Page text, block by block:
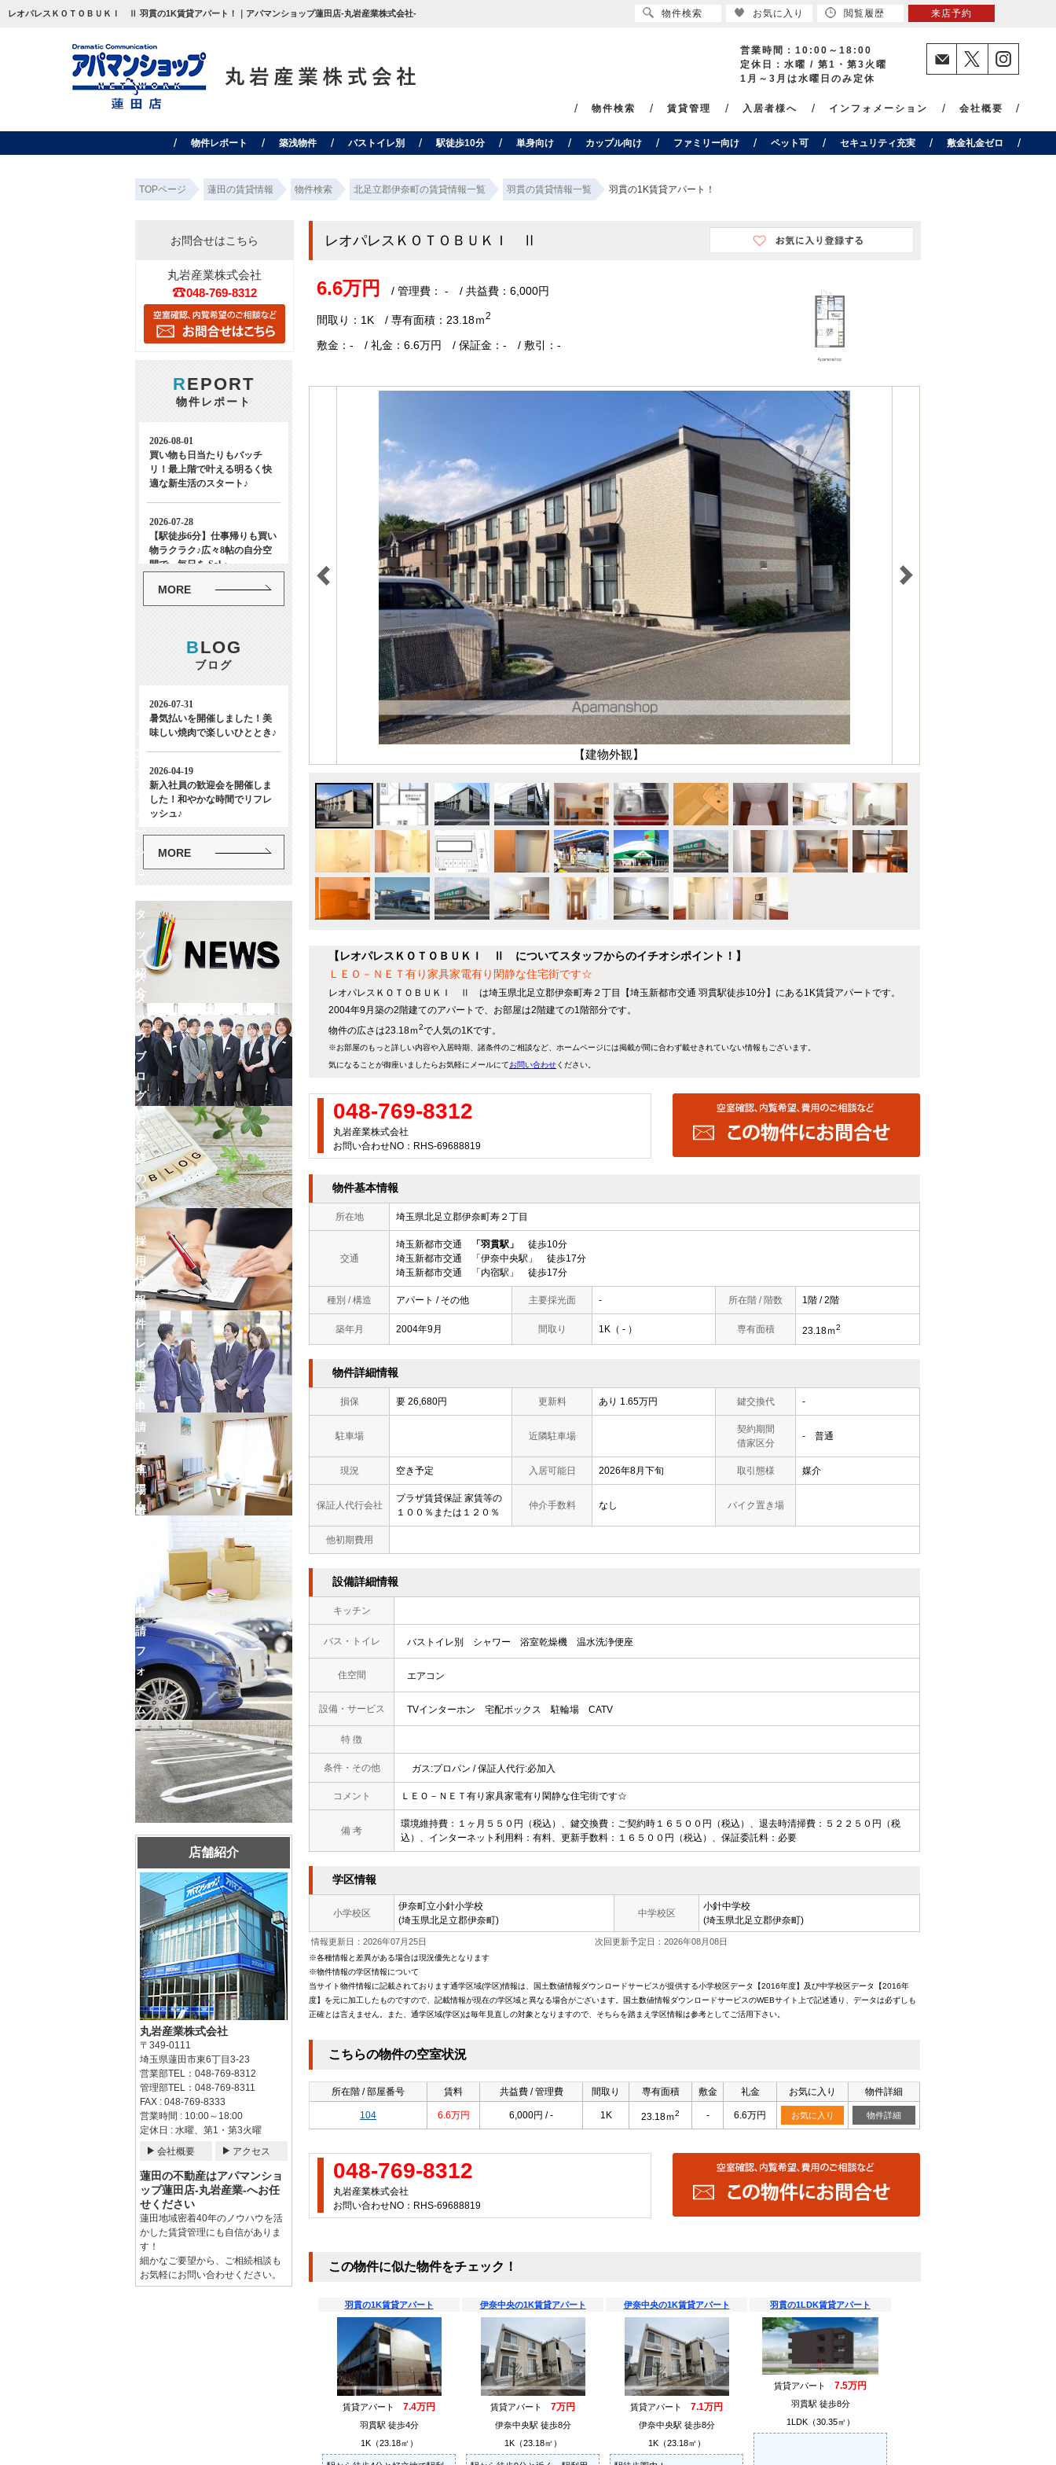
レオパレスＫＯＴＯＢＵＫＩ Ⅱ 羽貫の1K賃貸アパート！｜アパマンショップ蓮田店-丸岩産業株式会社-
営業時間：10:00～18:00
定休日：水曜 / 第1・第3火曜
1月～3月は水曜日のみ定休
物件検索 賃貸管理 入居者様へ インフォメーション 会社概要
物件レポート 築浅物件 バストイレ別 駅徒歩10分 単身向け カップル向け ファミリー向け ペット可 セキュリティ充実 敷金礼金ゼロ
TOPページ 蓮田の賃貸情報 物件検索 北足立郡伊奈町の賃貸情報一覧 羽貫の賃貸情報一覧 羽貫の1K賃貸アパート！
レオパレスＫＯＴＯＢＵＫＩ Ⅱ
6.6万円 / 管理費： - / 共益費：6,000円
間取り：1K / 専有面積：23.18ｍ2
敷金：- / 礼金：6.6万円 / 保証金：- / 敷引：-
【建物外観】
【レオパレスＫＯＴＯＢＵＫＩ Ⅱ についてスタッフからのイチオシポイント！】
ＬＥＯ－ＮＥＴ有り家具家電有り閑静な住宅街です☆
レオパレスＫＯＴＯＢＵＫＩ Ⅱ は埼玉県北足立郡伊奈町寿２丁目【埼玉新都市交通 羽貫駅徒歩10分】にある1K賃貸アパートです。
2004年9月築の2階建てのアパートで、お部屋は2階建ての1階部分です。
物件の広さは23.18ｍ2で人気の1Kです。
※お部屋のもっと詳しい内容や入居時期、諸条件のご相談など、ホームページには掲載が間に合わず載せきれていない情報もございます。
気になることが御座いましたらお気軽にメールにてお問い合わせください。
048-769-8312
丸岩産業株式会社
お問い合わせNO：RHS-69688819
物件基本情報
所在地 埼玉県北足立郡伊奈町寿２丁目
交通
埼玉新都市交通 「羽貫駅」
徒歩10分
埼玉新都市交通 「伊奈中央駅」 徒歩17分
埼玉新都市交通 「内宿駅」 徒歩17分
種別 / 構造 アパート / その他 主要採光面 - 所在階 / 階数 1階 / 2階
築年月 2004年9月 間取り 1K（ - ） 専有面積 23.18ｍ2
物件詳細情報
損保 要 26,680円 更新料 あり 1.65万円 鍵交換代 -
駐車場 近隣駐車場
契約期間
借家区分
- 普通
現況 空き予定 入居可能日 2026年8月下旬 取引態様 媒介
保証人代行会社
プラザ賃貸保証 家賃等の
１００％または１２０％
仲介手数料 なし バイク置き場
他初期費用
設備詳細情報
キッチン
バス・トイレ バストイレ別 シャワー 浴室乾燥機 温水洗浄便座
住空間 エアコン
設備・サービス TVインターホン 宅配ボックス 駐輪場 CATV
特 徴
条件・その他 ガス:プロパン / 保証人代行:必加入
コメント ＬＥＯ－ＮＥＴ有り家具家電有り閑静な住宅街です☆
備 考
環境維持費：１ヶ月５５０円（税込）、鍵交換費：ご契約時１６５００円（税込）、退去時清掃費：５２２５０円（税
込）、インターネット利用料：有料、更新手数料：１６５００円（税込）、保証委託料：必要
学区情報
小学校区
伊奈町立小針小学校
(埼玉県北足立郡伊奈町)
中学校区
小針中学校
(埼玉県北足立郡伊奈町)
情報更新日：2026年07月25日 次回更新予定日：2026年08月08日
※各種情報と差異がある場合は現況優先となります
※物件情報の学区情報について
当サイト物件情報に記載されております通学区域(学区)情報は、国土数値情報ダウンロードサービスが提供する小学校区データ【2016年度】及び中学校区データ【2016年
度】を元に加工したものですので、記載情報が現在の学区域と異なる場合がございます。国土数値情報ダウンロードサービスのWEBサイト上で記述通り、データは必ずしも
正確とは言えません。また、通学区域(学区)は毎年見直しの対象となりますので、そちらを踏まえ学区情報は参考としてご活用下さい。
こちらの物件の空室状況
所在階 / 部屋番号 賃料 共益費 / 管理費 間取り 専有面積 敷金 礼金 お気に入り 物件詳細
104 6.6万円 6,000円 / - 1K 23.18ｍ2 - 6.6万円 お気に入り 物件詳細
048-769-8312
丸岩産業株式会社
お問い合わせNO：RHS-69688819
この物件に似た物件をチェック！
羽貫の1K賃貸アパート
賃貸アパート 7.4万円
羽貫駅 徒歩4分
1K（23.18㎡）
伊奈中央の1K賃貸アパート
賃貸アパート 7万円
伊奈中央駅 徒歩8分
1K（23.18㎡）
伊奈中央の1K賃貸アパート
賃貸アパート 7.1万円
伊奈中央駅 徒歩8分
1K（23.18㎡）
羽貫の1LDK賃貸アパート
賃貸アパート 7.5万円
羽貫駅 徒歩8分
1LDK（30.35㎡）
お問合せはこちら
丸岩産業株式会社
048-769-8312
REPORT
物件レポート
MORE
BLOG
ブログ
MORE
イ
ン
ー
シ
ョ
タ
ッ
フ
紹
介
ス
タ
ッ
フ
ブ
ロ
グ
お
客
様
の
声
採
用
情
報
物
件
レ
ポ
ー
ト
退
去
申
請
フ
ォ
ー
ム
駐
車
場
解
ム
車
申
請
フ
ォ
ー
ム
店舗紹介
丸岩産業株式会社
〒349-0111
埼玉県蓮田市東6丁目3-23
営業部TEL：048-769-8312
管理部TEL：048-769-8311
FAX : 048-769-8333
営業時間 : 10:00～18:00
定休日 : 水曜、第1・第3火曜
会社概要
アクセス
蓮田の不動産はアパマンショ
ップ蓮田店-丸岩産業-へお任
せください
蓮田地域密着40年のノウハウを活
かした賃貸管理にも自信がありま
す！
細かなご要望から、ご相続相談も
お気軽にお問い合わせください。
物件検索 お気に入り 閲覧履歴 来店予約